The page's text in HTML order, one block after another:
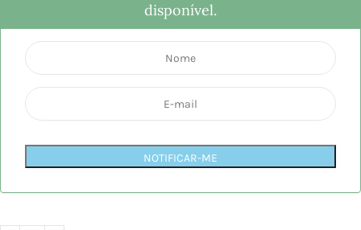
disponível.
NOTIFICAR-ME